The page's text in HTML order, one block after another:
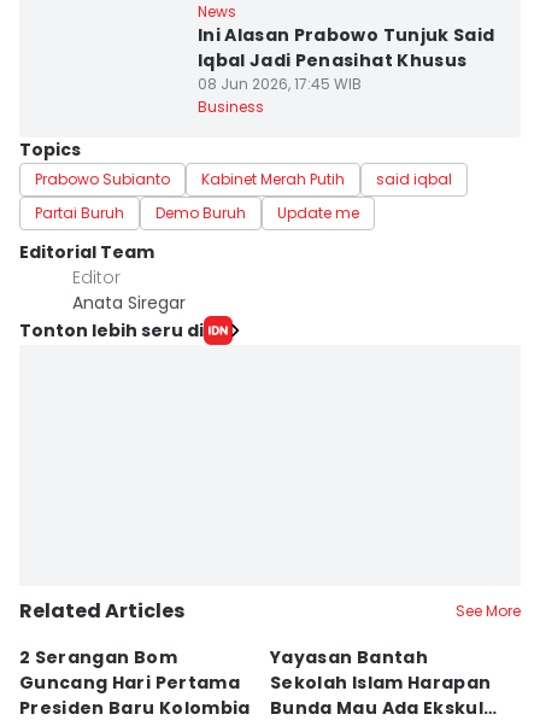
News
Ini Alasan Prabowo Tunjuk Said
Iqbal Jadi Penasihat Khusus
08 Jun 2026, 17:45 WIB
Business
Topics
Prabowo Subianto Kabinet Merah Putih
said iqbal
Partai Buruh
Demo Buruh Update me
Editorial Team
Editor
Anata Siregar
Tonton lebih seru di
Related Articles See More
2 Serangan Bom
Guncang Hari Pertama
Presiden Baru Kolombia
Yayasan Bantah
Sekolah Islam Harapan
Bunda Mau Ada Ekskul